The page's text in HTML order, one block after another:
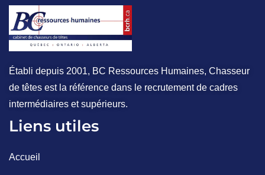
Établi depuis 2001, BC Ressources Humaines, Chasseur
de têtes est la référence dans le recrutement de cadres
intermédiaires et supérieurs.
Liens utiles
Accueil